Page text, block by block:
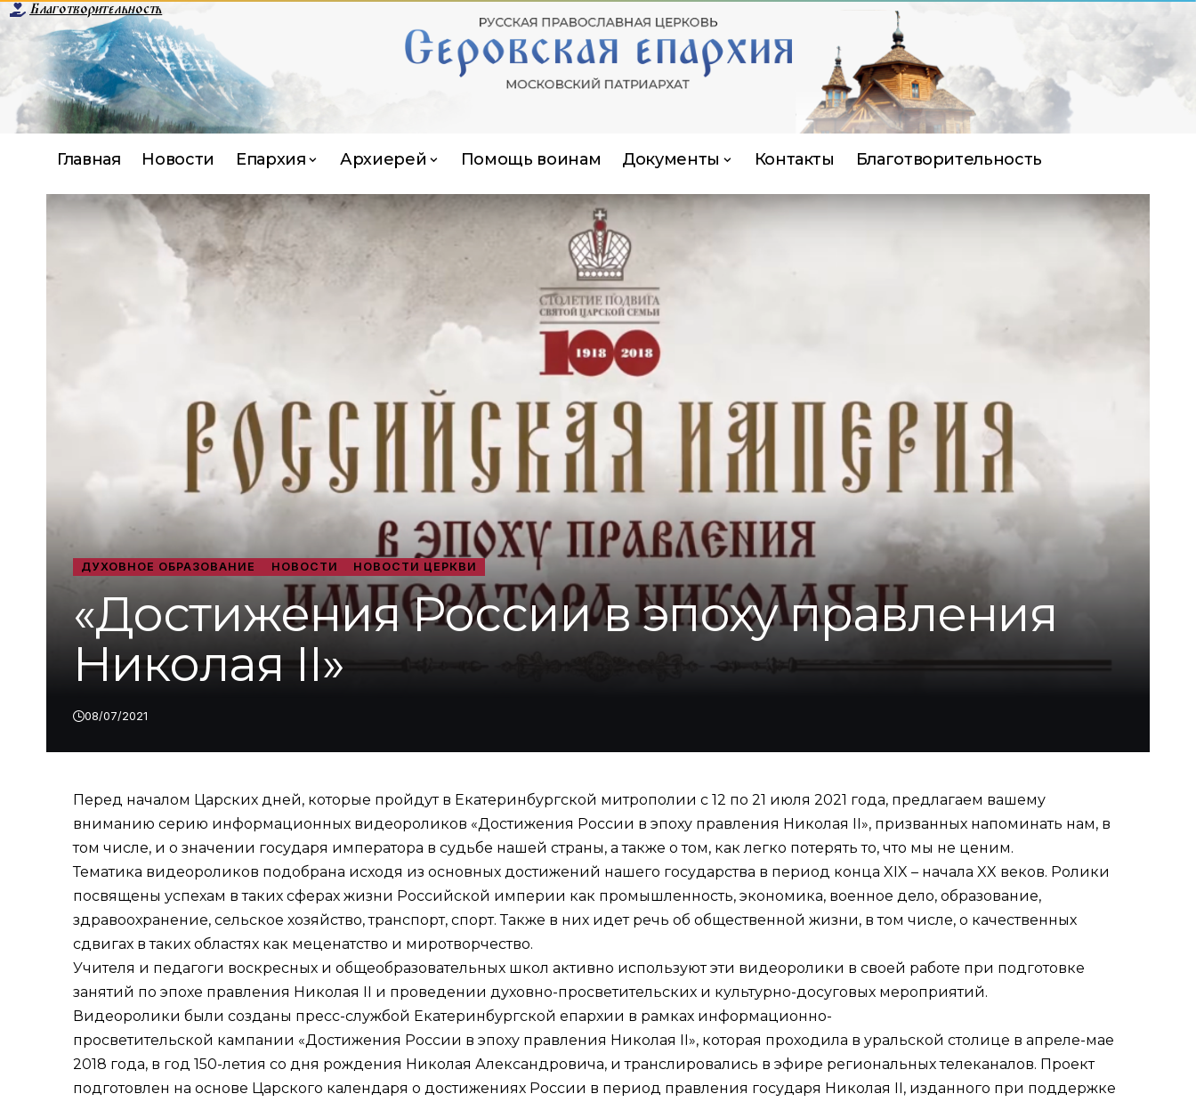
Благотворительность
Главная Новости Епархия Архиерей Помощь воинам Документы Контакты Благотворительность
ДУХОВНОЕ ОБРАЗОВАНИЕ НОВОСТИ НОВОСТИ ЦЕРКВИ
«Достижения России в эпоху правления
Николая II»
08/07/2021
Перед началом Царских дней, которые пройдут в Екатеринбургской митрополии с 12 по 21 июля 2021 года, предлагаем вашему
вниманию серию информационных видеороликов «Достижения России в эпоху правления Николая II», призванных напоминать нам, в
том числе, и о значении государя императора в судьбе нашей страны, а также о том, как легко потерять то, что мы не ценим.
Тематика видеороликов подобрана исходя из основных достижений нашего государства в период конца XIX – начала XX веков. Ролики
посвящены успехам в таких сферах жизни Российской империи как промышленность, экономика, военное дело, образование,
здравоохранение, сельское хозяйство, транспорт, спорт. Также в них идет речь об общественной жизни, в том числе, о качественных
сдвигах в таких областях как меценатство и миротворчество.
Учителя и педагоги воскресных и общеобразовательных школ активно используют эти видеоролики в своей работе при подготовке
занятий по эпохе правления Николая II и проведении духовно-просветительских и культурно-досуговых мероприятий.
Видеоролики были созданы пресс-службой Екатеринбургской епархии в рамках информационно-
просветительской кампании «Достижения России в эпоху правления Николая II», которая проходила в уральской столице в апреле-мае
2018 года, в год 150-летия со дня рождения Николая Александровича, и транслировались в эфире региональных телеканалов. Проект
подготовлен на основе Царского календаря о достижениях России в период правления государя Николая II, изданного при поддержке